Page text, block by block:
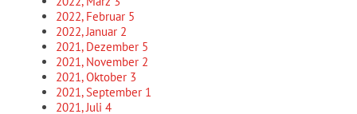
2022, Februar 5
2022, Januar 2
2021, Dezember 5
2021, November 2
2021, Oktober 3
2021, September 1
2021, Juli 4